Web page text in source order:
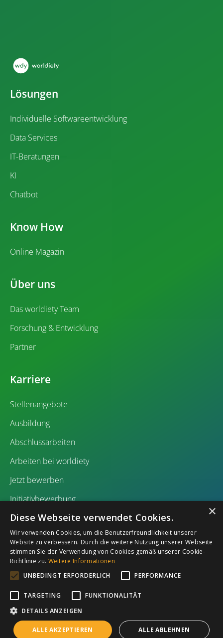
Lösungen
Individuelle Softwareentwicklung
Data Services
IT-Beratungen
KI
Chatbot
Know How
Online Magazin
Über uns
Das worldiety Team
Forschung & Entwicklung
Partner
Karriere
Stellenangebote
Ausbildung
Abschlussarbeiten
Arbeiten bei worldiety
Jetzt bewerben
Initiativbewerbung
Impressum Datenschutz
×
Diese Webseite verwendet Cookies.
Wir verwenden Cookies, um die Benutzerfreundlichkeit unserer
Website zu verbessern. Durch die weitere Nutzung unserer Webseite
stimmen Sie der Verwendung von Cookies gemäß unserer Cookie-
Richtlinie zu. Weitere Informationen
UNBEDINGT ERFORDERLICH
PERFORMANCE
TARGETING
FUNKTIONALITÄT
DETAILS ANZEIGEN
ALLE AKZEPTIEREN ALLE ABLEHNEN